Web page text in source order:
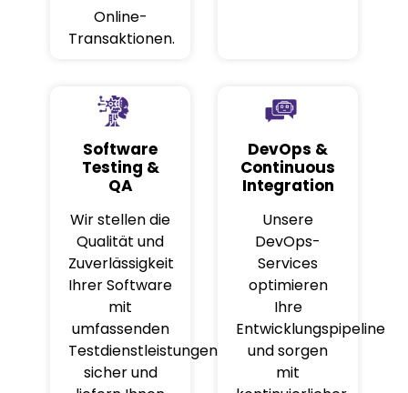
Online-
Transaktionen.
Software
Testing &
QA
Wir stellen die
Qualität und
Zuverlässigkeit
Ihrer Software
mit
umfassenden
Testdienstleistungen
sicher und
DevOps &
Continuous
Integration
Unsere
DevOps-
Services
optimieren
Ihre
Entwicklungspipeline
und sorgen
mit